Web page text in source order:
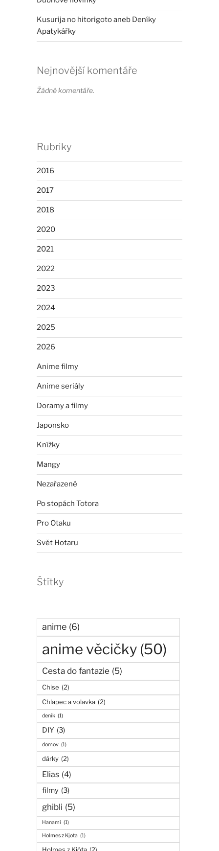
Kusurija no hitorigoto aneb Deníky
Apatykářky
Nejnovější komentáře
Žádné komentáře.
Rubriky
2016
2017
2018
2020
2021
2022
2023
2024
2025
2026
Anime filmy
Anime seriály
Doramy a filmy
Japonsko
Knížky
Mangy
Nezařazené
Po stopách Totora
Pro Otaku
Svět Hotaru
Štítky
anime (6)
anime věcičky (50)
Cesta do fantazie (5)
Chise (2)
Chlapec a volavka (2)
deník (1)
DIY (3)
domov (1)
dárky (2)
Elias (4)
filmy (3)
ghibli (5)
Hanami (1)
Holmes z Kjota (1)
Holmes z Kjóta (2)